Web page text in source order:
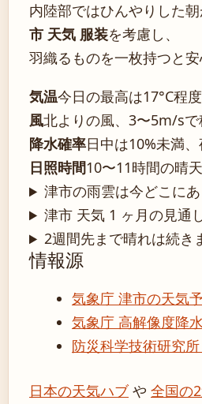
内陸部ではひんやりした朝
市 天気 服装を考慮し、
羽織るものを一枚持つと安
気温今日の最高は17°C程
風北よりの風、3〜5m/s
降水確率日中は10%未満
日照時間10〜11時間の晴
津市の雨雲は今どこに
津市 天気 1 ヶ月の見通
2週間先まで晴れは続き
情報源
気象庁 津市の天気
気象庁 高解像度降
防災科学技術研究
日本の天気ハブや 全国の